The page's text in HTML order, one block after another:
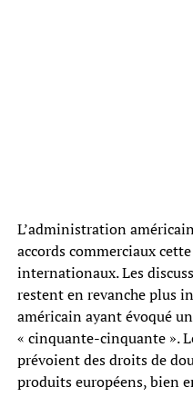
L’administration
accords commerciaux
internationaux. Les
restent en revanche plus
américain ayant évoqué
« cinquante-cinquante ».
prévoient des droits de
produits européens, bien